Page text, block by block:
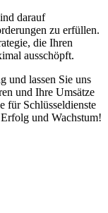
darauf
zu erfüllen.
die Ihren
ausschöpft.
und lassen Sie uns
und Ihre Umsätze
für Schlüsseldienste
und Wachstum!